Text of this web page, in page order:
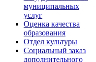
муниципальных
услуг
Оценка качества
образования
Отдел культуры
Социальный заказ
дополнительного